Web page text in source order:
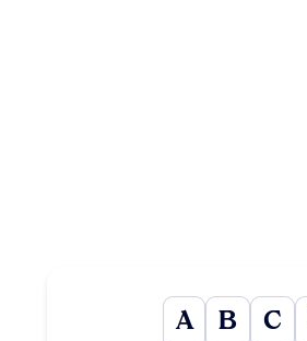
A B C